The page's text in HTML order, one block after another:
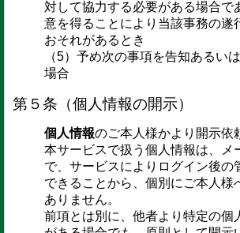
対して協力する必要がある場合で
意を得ることにより当該事務の遂
おそれがあるとき
（5）予め次の事項を告知あるい
場合
第５条（個人情報の開示）
個人情報のご本人様かより開示依
本サービスで扱う個人情報は、メ
で、サービスによりログイン後の
できることから、個別にご本人様
ありません。
前項とは別に、他者より特定の個